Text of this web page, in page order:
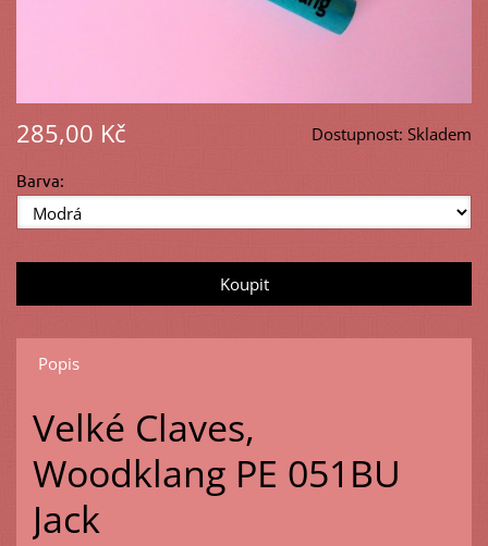
Dostupnost: Skladem
285,00 Kč
Barva:
Popis
Velké Claves,
Woodklang PE 051BU
Jack